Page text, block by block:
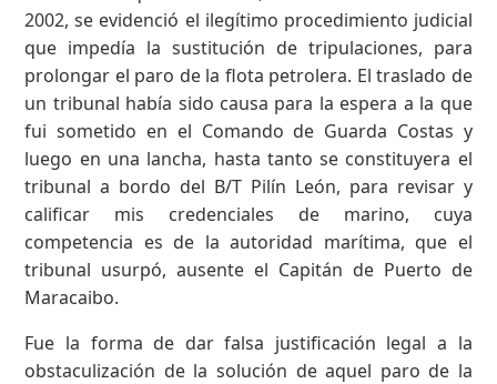
2002, se evidenció el ilegítimo procedimiento judicial
que impedía la sustitución de tripulaciones, para
prolongar el paro de la flota petrolera. El traslado de
un tribunal había sido causa para la espera a la que
fui sometido en el Comando de Guarda Costas y
luego en una lancha, hasta tanto se constituyera el
tribunal a bordo del B/T Pilín León, para revisar y
calificar mis credenciales de marino, cuya
competencia es de la autoridad marítima, que el
tribunal usurpó, ausente el Capitán de Puerto de
Maracaibo.
Fue la forma de dar falsa justificación legal a la
obstaculización de la solución de aquel paro de la